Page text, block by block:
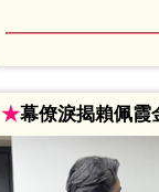
三立電視發出聲
時更正畫面，三
★幕僚淚揭賴佩霞